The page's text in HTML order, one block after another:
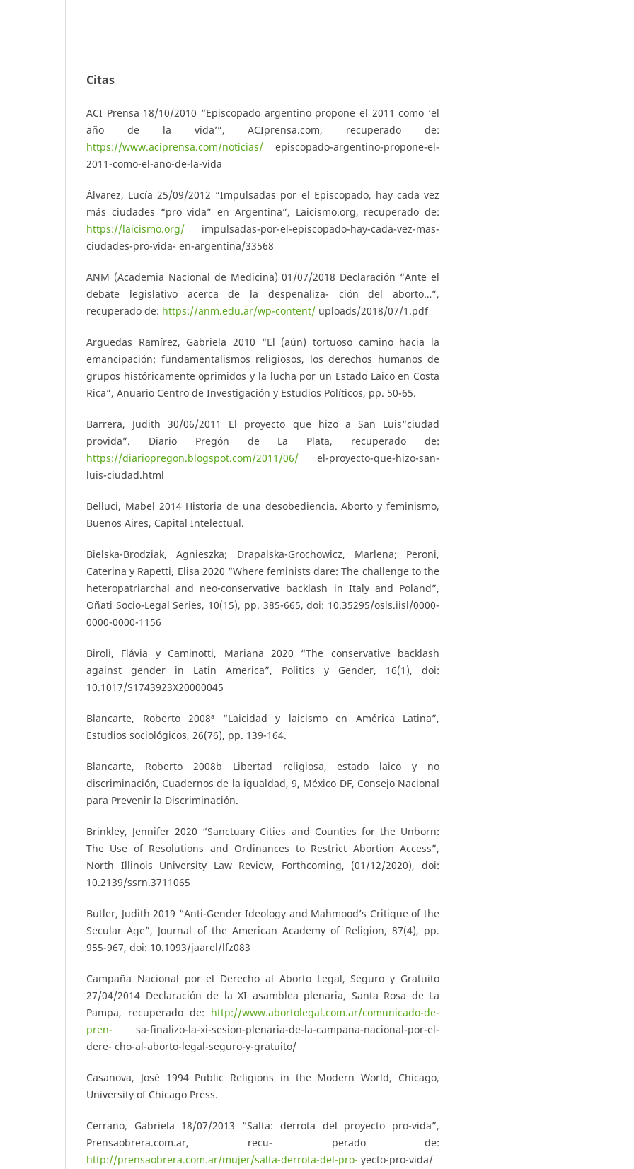
Citas
ACI Prensa 18/10/2010 “Episcopado argentino propone el 2011 como ‘el
año de la vida’”, ACIprensa.com, recuperado de:
https://www.aciprensa.com/noticias/ episcopado-argentino-propone-el-
2011-como-el-ano-de-la-vida
Álvarez, Lucía 25/09/2012 “Impulsadas por el Episcopado, hay cada vez
más ciudades “pro vida” en Argentina”, Laicismo.org, recuperado de:
https://laicismo.org/ impulsadas-por-el-episcopado-hay-cada-vez-mas-
ciudades-pro-vida- en-argentina/33568
ANM (Academia Nacional de Medicina) 01/07/2018 Declaración “Ante el
debate legislativo acerca de la despenaliza- ción del aborto…”,
recuperado de: https://anm.edu.ar/wp-content/ uploads/2018/07/1.pdf
Arguedas Ramírez, Gabriela 2010 “El (aún) tortuoso camino hacia la
emancipación: fundamentalismos religiosos, los derechos humanos de
grupos históricamente oprimidos y la lucha por un Estado Laico en Costa
Rica”, Anuario Centro de Investigación y Estudios Políticos, pp. 50-65.
Barrera, Judith 30/06/2011 El proyecto que hizo a San Luis“ciudad
provida”. Diario Pregón de La Plata, recuperado de:
https://diariopregon.blogspot.com/2011/06/ el-proyecto-que-hizo-san-
luis-ciudad.html
Belluci, Mabel 2014 Historia de una desobediencia. Aborto y feminismo,
Buenos Aires, Capital Intelectual.
Bielska-Brodziak, Agnieszka; Drapalska-Grochowicz, Marlena; Peroni,
Caterina y Rapetti, Elisa 2020 “Where feminists dare: The challenge to the
heteropatriarchal and neo-conservative backlash in Italy and Poland”,
Oñati Socio-Legal Series, 10(15), pp. 385-665, doi: 10.35295/osls.iisl/0000-
0000-0000-1156
Biroli, Flávia y Caminotti, Mariana 2020 “The conservative backlash
against gender in Latin America”, Politics y Gender, 16(1), doi:
10.1017/S1743923X20000045
Blancarte, Roberto 2008ª “Laicidad y laicismo en América Latina”,
Estudios sociológicos, 26(76), pp. 139-164.
Blancarte, Roberto 2008b Libertad religiosa, estado laico y no
discriminación, Cuadernos de la igualdad, 9, México DF, Consejo Nacional
para Prevenir la Discriminación.
Brinkley, Jennifer 2020 “Sanctuary Cities and Counties for the Unborn:
The Use of Resolutions and Ordinances to Restrict Abortion Access”,
North Illinois University Law Review, Forthcoming, (01/12/2020), doi:
10.2139/ssrn.3711065
Butler, Judith 2019 “Anti-Gender Ideology and Mahmood’s Critique of the
Secular Age”, Journal of the American Academy of Religion, 87(4), pp.
955-967, doi: 10.1093/jaarel/lfz083
Campaña Nacional por el Derecho al Aborto Legal, Seguro y Gratuito
27/04/2014 Declaración de la XI asamblea plenaria, Santa Rosa de La
Pampa, recuperado de: http://www.abortolegal.com.ar/comunicado-de-
pren- sa-finalizo-la-xi-sesion-plenaria-de-la-campana-nacional-por-el-
dere- cho-al-aborto-legal-seguro-y-gratuito/
Casanova, José 1994 Public Religions in the Modern World, Chicago,
University of Chicago Press.
Cerrano, Gabriela 18/07/2013 “Salta: derrota del proyecto pro-vida”,
Prensaobrera.com.ar, recu- perado de:
http://prensaobrera.com.ar/mujer/salta-derrota-del-pro- yecto-pro-vida/